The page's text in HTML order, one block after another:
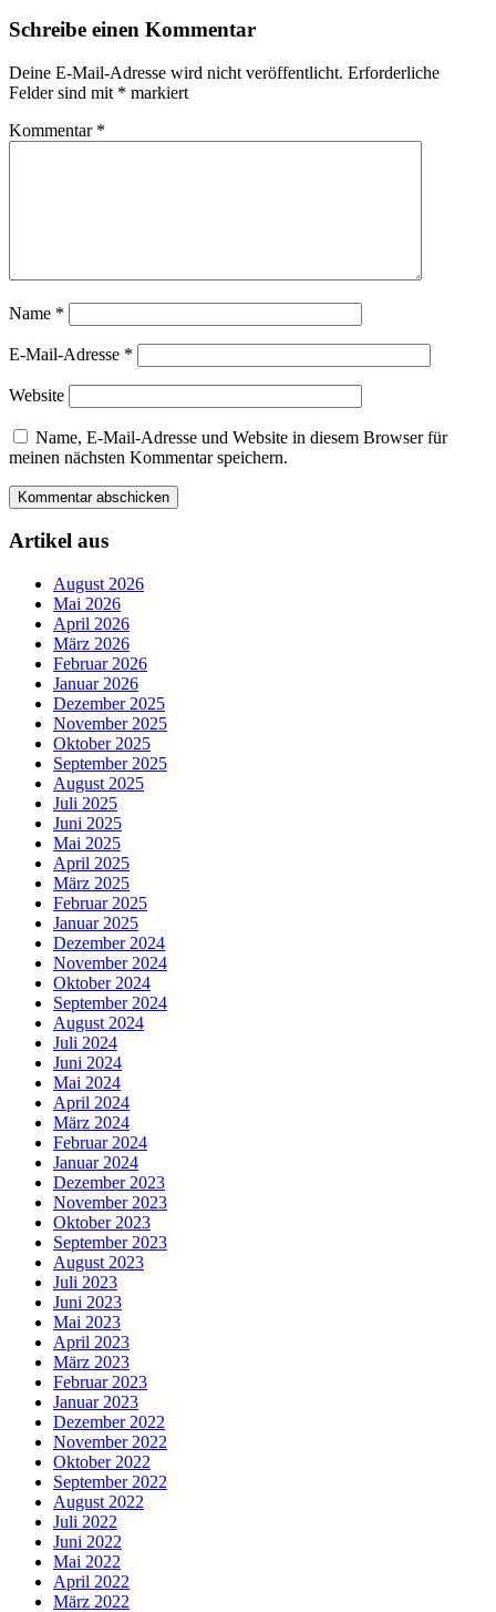
Schreibe einen Kommentar
Deine E-Mail-Adresse wird nicht veröffentlicht. Erforderliche
Felder sind mit * markiert
Kommentar *
Name *
E-Mail-Adresse *
Website
Name, E-Mail-Adresse und Website in diesem Browser für
meinen nächsten Kommentar speichern.
Artikel aus
August 2026
Mai 2026
April 2026
März 2026
Februar 2026
Januar 2026
Dezember 2025
November 2025
Oktober 2025
September 2025
August 2025
Juli 2025
Juni 2025
Mai 2025
April 2025
März 2025
Februar 2025
Januar 2025
Dezember 2024
November 2024
Oktober 2024
September 2024
August 2024
Juli 2024
Juni 2024
Mai 2024
April 2024
März 2024
Februar 2024
Januar 2024
Dezember 2023
November 2023
Oktober 2023
September 2023
August 2023
Juli 2023
Juni 2023
Mai 2023
April 2023
März 2023
Februar 2023
Januar 2023
Dezember 2022
November 2022
Oktober 2022
September 2022
August 2022
Juli 2022
Juni 2022
Mai 2022
April 2022
März 2022